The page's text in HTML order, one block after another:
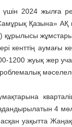
2024 жылға
Қазына»
жұмстары
кенттің аумағы
жуық жер
4
уақытта